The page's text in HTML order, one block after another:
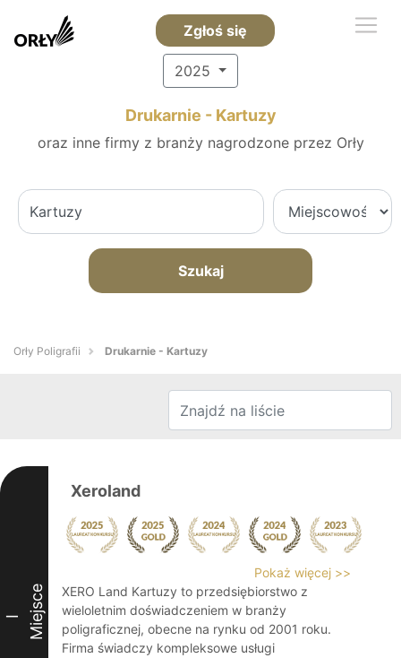
Zgłoś się
2025
Drukarnie - Kartuzy
oraz inne firmy z branży nagrodzone przez Orły
Szukaj
Orły Poligrafii Drukarnie - Kartuzy
I Miejsce
Xeroland
Pokaż więcej >>
XERO Land Kartuzy to przedsiębiorstwo z
wieloletnim doświadczeniem w branży
poligraficznej, obecne na rynku od 2001 roku.
Firma świadczy kompleksowe usługi